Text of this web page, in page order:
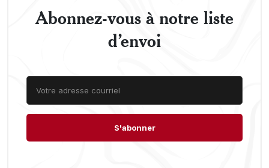
Abonnez-vous à notre liste
d’envoi